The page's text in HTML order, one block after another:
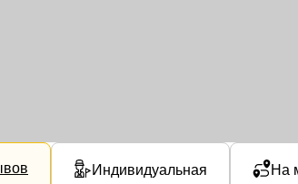
Индивидуальная На